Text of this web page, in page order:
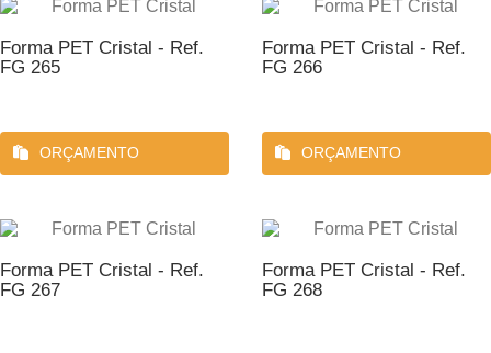
Forma PET Cristal - Ref.
FG 265
ORÇAMENTO
Forma PET Cristal - Ref.
FG 266
ORÇAMENTO
Forma PET Cristal - Ref.
FG 267
Forma PET Cristal - Ref.
FG 268